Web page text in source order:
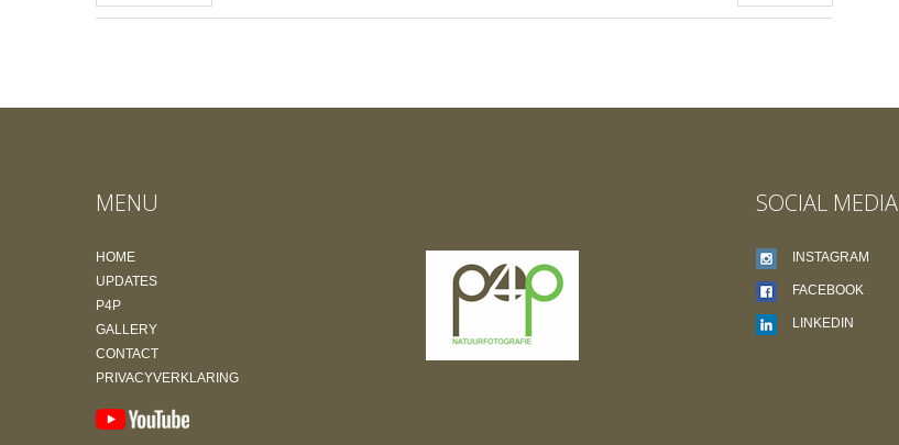
MENU
HOME
UPDATES
P4P
GALLERY
CONTACT
PRIVACYVERKLARING
SOCIAL MEDIA
INSTAGRAM
FACEBOOK
LINKEDIN